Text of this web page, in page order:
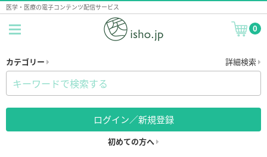
医学・医療の電子コンテンツ配信サービス
0
カテゴリー 詳細検索
ログイン／新規登録
初めての方へ